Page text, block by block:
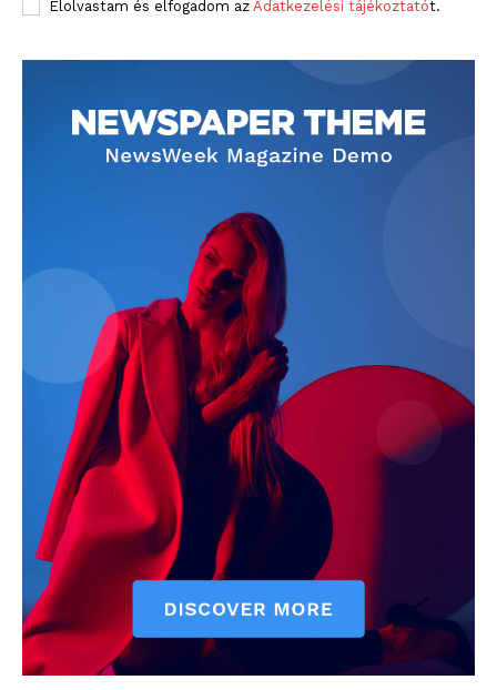
Elolvastam és elfogadom az Adatkezelési tájékoztatót.